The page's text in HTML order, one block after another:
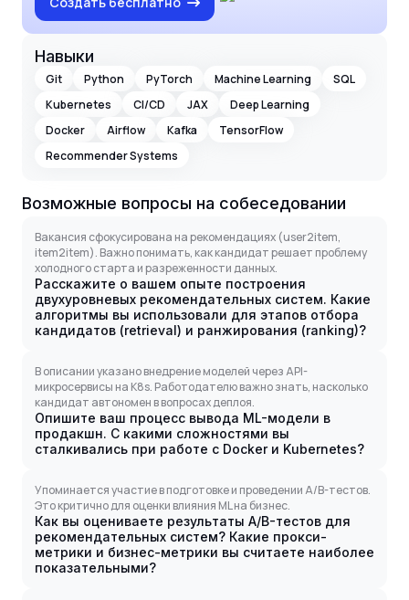
Навыки
Git Python PyTorch Machine Learning
SQL
Kubernetes
CI/CD JAX
Deep Learning
Docker
Airflow Kafka
TensorFlow
Recommender Systems
Возможные вопросы на собеседовании
Вакансия сфокусирована на рекомендациях (user2item,
item2item). Важно понимать, как кандидат решает проблему
холодного старта и разреженности данных.
Расскажите о вашем опыте построения
двухуровневых рекомендательных систем. Какие
алгоритмы вы использовали для этапов отбора
кандидатов (retrieval) и ранжирования (ranking)?
В описании указано внедрение моделей через API-
микросервисы на K8s. Работодателю важно знать, насколько
кандидат автономен в вопросах деплоя.
Опишите ваш процесс вывода ML-модели в
продакшн. С какими сложностями вы
сталкивались при работе с Docker и Kubernetes?
Упоминается участие в подготовке и проведении A/B-тестов.
Это критично для оценки влияния ML на бизнес.
Как вы оцениваете результаты A/B-тестов для
рекомендательных систем? Какие прокси-
метрики и бизнес-метрики вы считаете наиболее
показательными?